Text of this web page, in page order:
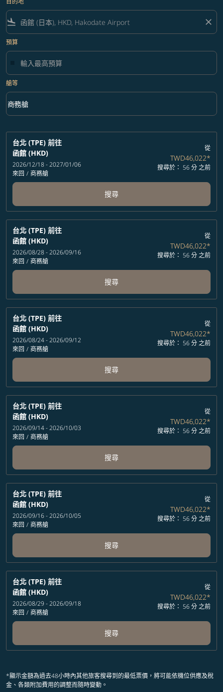
flight_land close
預算
艙等
艙等 option 商務艙 Selected
商務艙
keyboard_arrow_down
台北 (TPE) 前往
函館 (HKD)
2026/12/18 - 2027/01/06
來回 / 商務艙
從
TWD46,022*
搜尋於： 56 分 之前
搜尋
台北 (TPE) 前往
函館 (HKD)
2026/08/28 - 2026/09/16
來回 / 商務艙
從
TWD46,022*
搜尋於： 56 分 之前
搜尋
台北 (TPE) 前往
函館 (HKD)
2026/08/24 - 2026/09/12
來回 / 商務艙
從
TWD46,022*
搜尋於： 56 分 之前
搜尋
台北 (TPE) 前往
函館 (HKD)
2026/09/14 - 2026/10/03
來回 / 商務艙
從
TWD46,022*
搜尋於： 56 分 之前
搜尋
台北 (TPE) 前往
函館 (HKD)
2026/09/16 - 2026/10/05
來回 / 商務艙
從
TWD46,022*
搜尋於： 56 分 之前
搜尋
台北 (TPE) 前往
函館 (HKD)
2026/08/29 - 2026/09/18
來回 / 商務艙
從
TWD46,022*
搜尋於： 56 分 之前
搜尋
*顯示金額為過去48小時內其他旅客搜尋到的最低票價，將可能依機位供應及稅
金、各類附加費用的調整而隨時變動。